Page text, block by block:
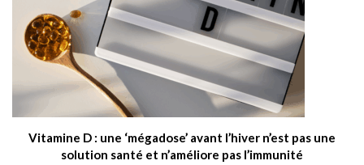
Vitamine D : une ‘mégadose’ avant l’hiver n’est pas une
solution santé et n’améliore pas l’immunité